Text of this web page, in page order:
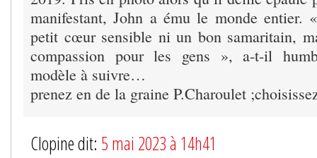
manifestant, John a ému le monde entier.
petit cœur sensible ni un bon samaritain,
compassion pour les gens », a-t-il
modèle à suivre…
prenez en de la graine P.Charoulet
Clopine dit: 5 mai 2023 à 14h41